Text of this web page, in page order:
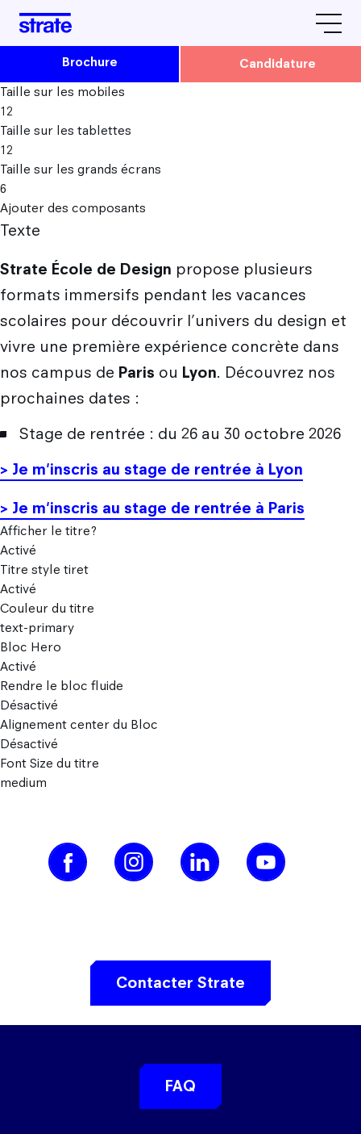
L'école
Avis & Témoignages
La vie étudiante à Strate
Nos partenaires
L'équipe Strate
Galileo Global Education
Qui sommes-nous ?
Admissions
Admission en Cursus Design
Parcoursup : Admission 1ère année Design
Admission Parallèle : 2e, 3e et 4e année Design
Admission en Design Prototypage
Admissions hors Mon Master
Combien coûtent mes études ?
Rencontrez-nous
JPO & autres évènements
Nos actualités
Après Strate
Les métiers du design
Les secteurs d'activité du designer
Que deviennent nos diplômés ?
Recherche
Strate Research
Labo : Reset Design Lab
Labo : Ethos Design Lab
International
Découvrir le service international
Le cursus Design à l'international
L'échange académique
Candidature des étudiants internationaux
Nos partenaires internationaux
Entreprises
Brochure
Candidature
Taille sur les mobiles
12
Taille sur les tablettes
12
Taille sur les grands écrans
6
Ajouter des composants
Texte
Strate École de Design propose plusieurs
formats immersifs pendant les vacances
scolaires pour découvrir l’univers du design et
vivre une première expérience concrète dans
nos campus de Paris ou Lyon. Découvrez nos
prochaines dates :
Stage de rentrée : du 26 au 30 octobre 2026
> Je m'inscris au stage de rentrée à Lyon
> Je m'inscris au stage de rentrée à Paris
Afficher le titre?
Activé
Titre style tiret
Activé
Couleur du titre
text-primary
Bloc Hero
Activé
Rendre le bloc fluide
Désactivé
Alignement center du Bloc
Désactivé
Font Size du titre
medium
Contacter Strate
FAQ